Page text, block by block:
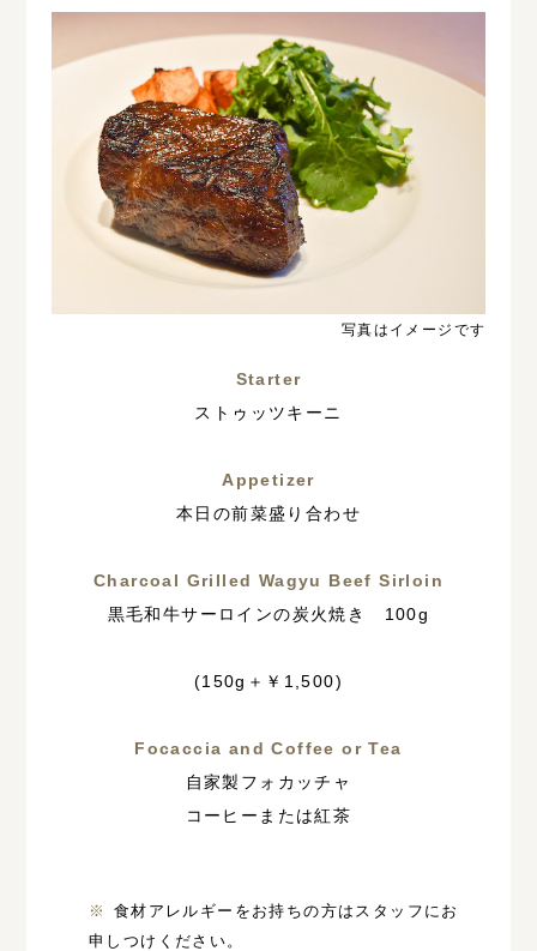
写真はイメージです
Starter
ストゥッツキーニ
Appetizer
本日の前菜盛り合わせ
Charcoal Grilled Wagyu Beef Sirloin
黒毛和牛サーロインの炭火焼き 100g
(150g＋￥1,500)
Focaccia and Coffee or Tea
自家製フォカッチャ
コーヒーまたは紅茶
食材アレルギーをお持ちの方はスタッフにお
申しつけください。